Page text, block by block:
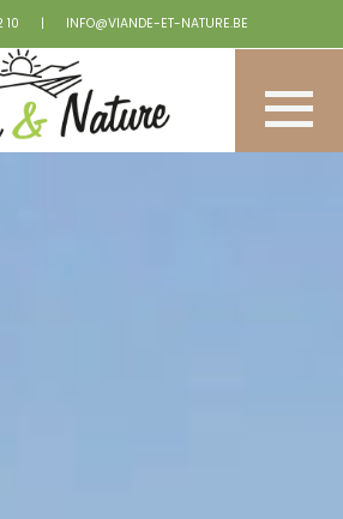
| INFO@VIANDE-ET-NATURE.BE